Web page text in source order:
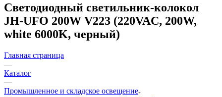
Светодиодный светильник-колокол
JH-UFO 200W V223 (220VAC, 200W,
white 6000K, черный)
Главная страница
—
Каталог
—
Промышленное и складское освещение